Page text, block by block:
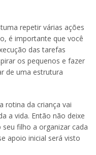
repetir várias ações
é importante que você
das tarefas
os pequenos e fazer
de uma estrutura
rotina da criança vai
a vida. Então não deixe
filho a organizar cada
apoio inicial será visto